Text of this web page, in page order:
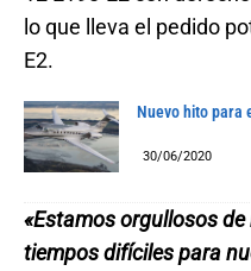
lo que lleva el pedido
E2.
Nuevo hito para
30/06/2020
«Estamos orgullosos
tiempos difíciles para